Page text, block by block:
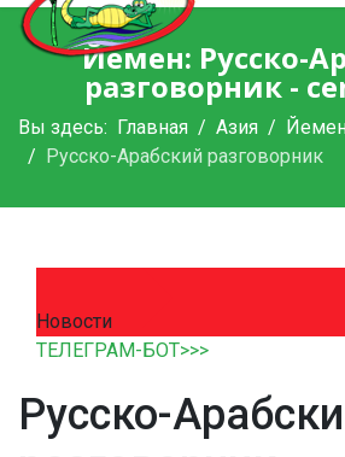
Йемен: Русско-
разговорник -
Вы здесь: Главная Азия
Русско-Арабский разговорник
Новости
ТЕЛЕГРАМ-БОТ>>>
Русско-